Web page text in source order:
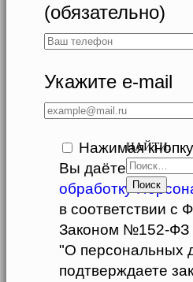
НАЙТИ:
(обязательно)
Укажите e-mail
Нажимая
Вы даёте свое
обработку
в соответствии с
Законом №152-ФЗ
"О персональных
подтверждаете